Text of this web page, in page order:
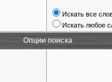
Искать все
Искать любое
Опции поиска